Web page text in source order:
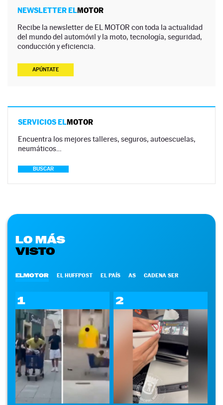
NEWSLETTER ELMOTOR
Recibe la newsletter de EL MOTOR con toda la actualidad
del mundo del automóvil y la moto, tecnología, seguridad,
conducción y eficiencia.
APÚNTATE
SERVICIOS ELMOTOR
Encuentra los mejores talleres, seguros, autoescuelas,
neumáticos…
BUSCAR
LO MÁS
VISTO
ELMOTOR EL HUFFPOST EL PAÍS AS CADENA SER
1 2